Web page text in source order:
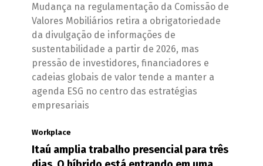
Mudança na regulamentação da Comissão de
Valores Mobiliários retira a obrigatoriedade
da divulgação de informações de
sustentabilidade a partir de 2026, mas
pressão de investidores, financiadores e
cadeias globais de valor tende a manter a
agenda ESG no centro das estratégias
empresariais
Workplace
Itaú amplia trabalho presencial para três